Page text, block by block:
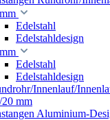
Edelstahl
Edelstahldesign
Edelstahl
Edelstahldesign
Innenlauf/
20 mm
Aluminium-